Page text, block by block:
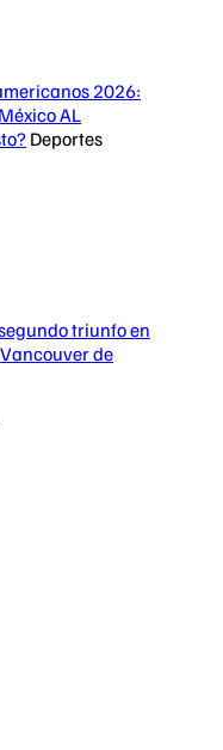
2026:
AL
Deportes
triunfo en
de